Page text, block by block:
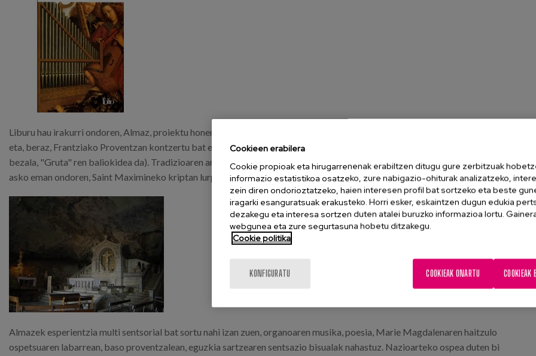
Liburu hau irakurri ondoren, Almaz, proiektu honen sortzaile eta koordinatzaileak, lan hau errealitate bihurtu nahi izan zuen,
eta, beraz, Frantziako Proventzan kontzertu bat egitea pentsatu zuen, Sainte Baumeko mendien oinean ("Baume", proventzal
bezala, "Gruta" ren baliokidea da). Tradizioaren arabera, Maria Magdalena, Sainte Baumeko harpean penitentzia egiten urte
asko eman ondoren, Saint Maximineko kriptan lurperatua izan zen.
Almazek esperientzia multi sentsorial bat sortu nahi izan zuen, organoaren musika, poesia, Marie Magdalenaren haitzulo
ospetsuaren labarrean, baso proventzalean, eguzkia sartzearen sentsazio bisualak nahastuz. Nazioarteko ospea duten bi
Cookieen erabilera
Cookie propioak eta hirugarrenenak erabiltzen ditugu gure zerbitzuak
informazio estatistikoa osatzeko, zure nabigazio-ohiturak analizatzeko,
zein diren ondorioztatzeko, haien interesen profil bat sortzeko eta beste
iragarki esanguratsuak erakusteko. Horri esker, eskaintzen dugun edukia
dezakegu eta interesa sortzen duten atalei buruzko informazioa lortu.
webgunea eta zure segurtasuna hobetu ditzakegu.
Cookie politika
KONFIGURATU COOKIEAK
COOKIEAK ONARTU